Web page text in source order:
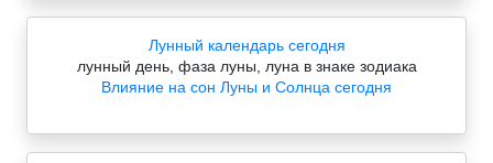
Лунный календарь сегодня
лунный день, фаза луны, луна в знаке зодиака
Влияние на сон Луны и Солнца сегодня